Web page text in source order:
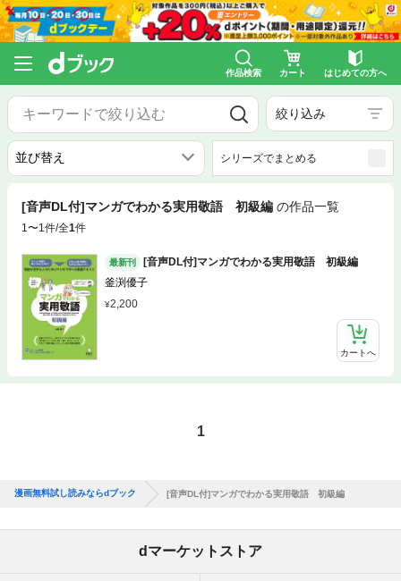
作品検索 カート はじめての方へ
絞り込み
シリーズでまとめる
[音声DL付]マンガでわかる実用敬語 初級編 の作品一覧
1〜1件/全1件
最新刊
[音声DL付]マンガでわかる実用敬語 初級編
釜渕優子
2,200
カートへ
1
漫画無料試し読みならdブック [音声DL付]マンガでわかる実用敬語 初級編
dマーケットストア